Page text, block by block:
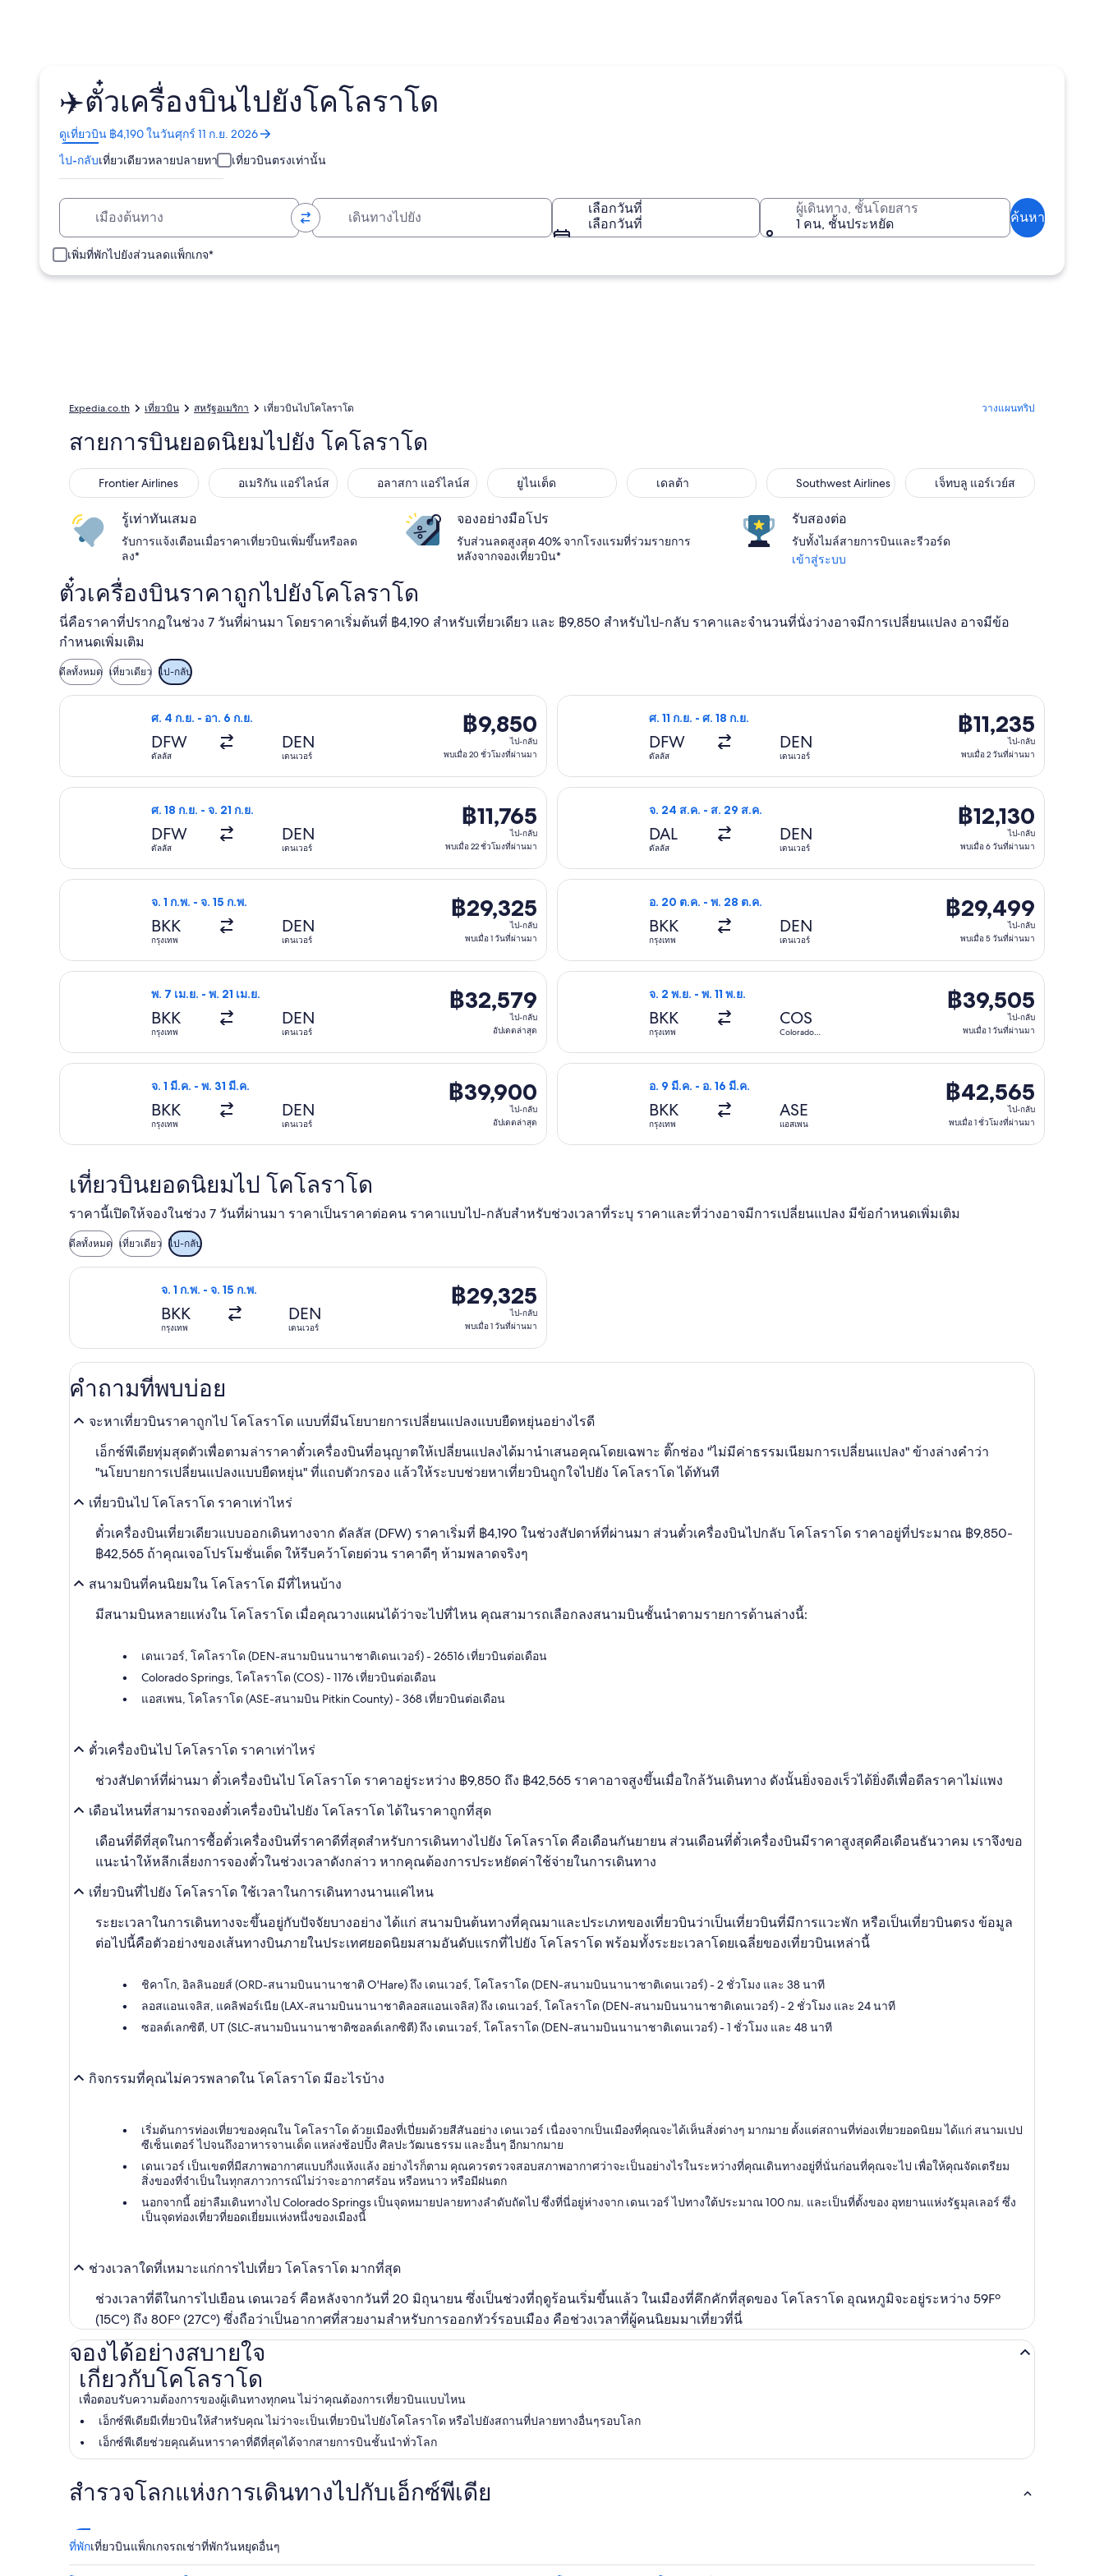
✈️ตั๋วเครื่องบินไปยังโคโลราโด
ดูเที่ยวบิน ฿4,190 ในวันศุกร์ 11 ก.ย. 2026
เปิด
ใน
หน้าต่าง
ใหม่
ไป-กลับเที่ยวเดียวหลายปลายทาง เที่ยวบินตรงเท่านั้น
เมืองต้นทาง เดินทางไปยัง
เลือกวันที่
เลือกวันที่
ผู้เดินทาง, ชั้นโดยสาร
1 คน, ชั้นประหยัด
ค้นหา
เพิ่มที่พักไปยังส่วนลดแพ็กเกจ*
Expedia.co.th เที่ยวบิน สหรัฐอเมริกา เที่ยวบินไปโคโลราโด วางแผนทริป
สายการบินยอดนิยมไปยัง โคโลราโด
Frontier Airlines อเมริกัน แอร์ไลน์ส อลาสกา แอร์ไลน์ส ยูไนเต็ด เดลต้า Southwest Airlines เจ็ทบลู แอร์เวย์ส
รู้เท่าทันเสมอ
รับการแจ้งเตือนเมื่อราคาเที่ยวบินเพิ่มขึ้นหรือลด
ลง*
จองอย่างมือโปร
รับส่วนลดสูงสุด 40% จากโรงแรมที่ร่วมรายการ
หลังจากจองเที่ยวบิน*
รับสองต่อ
รับทั้งไมล์สายการบินและรีวอร์ด
เข้าสู่ระบบ
ตั๋วเครื่องบินราคาถูกไปยังโคโลราโด
นี่คือราคาที่ปรากฏในช่วง 7 วันที่ผ่านมา โดยราคาเริ่มต้นที่ ฿4,190 สำหรับเที่ยวเดียว และ ฿9,850 สำหรับไป-กลับ ราคาและจำนวนที่นั่งว่างอาจมีการเปลี่ยนแปลง อาจมีข้อ
กำหนดเพิ่มเติม
ดีลทั้งหมด เที่ยวเดียว ไป-กลับ
ศ. 4 ก.ย. - อา. 6 ก.ย.
DFW
ดัลลัส
DEN
เดนเวอร์
฿9,850
ไป-
กลับ,
พบ
20
ชั่วโมง
ผ่าน
มา
฿9,850
ไป-กลับ
พบเมื่อ 20 ชั่วโมงที่ผ่านมา
เลือกเที่ยวบิน เดลต้า วัน ศ. 4 ก.ย. จาก ดัลลัส ไป เดนเวอร์ กลับวัน อา. 6 ก.ย. ราคา ฿9,850 พบเมื่อ 20 ชั่วโมงที่ผ่านมา
ศ. 11 ก.ย. - ศ. 18 ก.ย.
DFW
ดัลลัส
DEN
เดนเวอร์
฿11,235
ไป-
กลับ,
พบ
2
ผ่าน
มา
฿11,235
ไป-กลับ
พบเมื่อ 2 วันที่ผ่านมา
เลือกเที่ยวบิน ยูไนเต็ด วัน ศ. 11 ก.ย. จาก ดัลลัส ไป เดนเวอร์ กลับวัน ศ. 18 ก.ย. ราค
ศ. 18 ก.ย. - จ. 21 ก.ย.
DFW
ดัลลัส
DEN
เดนเวอร์
฿11,765
ไป-
กลับ,
พบ
22
ชั่วโมง
ผ่าน
มา
฿11,765
ไป-กลับ
พบเมื่อ 22 ชั่วโมงที่ผ่านมา
เลือกเที่ยวบิน อเมริกัน แอร์ไลน์ส วัน ศ. 18 ก.ย. จาก ดัลลัส ไป เดนเวอร์ กลับวัน จ. 21 ก.ย. ราคา ฿11,765 พบเมื่อ 22 ชั่วโมงที่ผ่านมา
จ. 24 ส.ค. - ส. 29 ส.ค.
DAL
ดัลลัส
DEN
เดนเวอร์
฿12,130
ไป-
กลับ,
พบ
6
ผ่าน
มา
฿12,130
ไป-กลับ
พบเมื่อ 6 วันที่ผ่านมา
เลือกเที่ยวบิน เดลต้า วัน จ. 24 ส.ค. จาก ดัลลัส ไป เดนเวอร์ กลับวัน ส. 29 ส.ค. ราค
จ. 1 ก.พ. - จ. 15 ก.พ.
BKK
กรุงเทพ
DEN
เดนเวอร์
฿29,325
ไป-
กลับ,
พบ
ผ่าน
มา
฿29,325
ไป-กลับ
พบเมื่อ 1 วันที่ผ่านมา
เลือกเที่ยวบิน แอร์แคนาดา วัน จ. 1 ก.พ. จาก กรุงเทพ ไป เดนเวอร์ กลับวัน จ. 15 ก.พ. ราคา ฿29,325 พบเมื่อ 1 วันที่ผ่านมา
อ. 20 ต.ค. - พ. 28 ต.ค.
BKK
กรุงเทพ
DEN
เดนเวอร์
฿29,499
ไป-
กลับ,
พบ
ผ่าน
มา
฿29,499
ไป-กลับ
พบเมื่อ 5 วันที่ผ่านมา
เลือกเที่ยวบิน โคเรียนแอร์ วัน อ. 20 ต.ค. จาก กรุงเทพ ไป เดนเวอร์ กลับวัน พ. 28
พ. 7 เม.ย. - พ. 21 เม.ย.
BKK
กรุงเทพ
DEN
เดนเวอร์
฿32,579
ไป-
อัปเดต
฿32,579
ไป-กลับ
อัปเดตล่าสุด
เลือกเที่ยวบิน สตาลักซ์ วัน พ. 7 เม.ย. จาก กรุงเทพ ไป เดนเวอร์ กลับวัน พ. 21 เม.ย. ราคา ฿32,579 อัปเดตล่าสุด
จ. 2 พ.ย. - พ. 11 พ.ย.
BKK
กรุงเทพ
COS
Colorado
฿39,505
ไป-
กลับ,
พบ
฿39,505
ไป-กลับ
พบเมื่อ 1 วันที่ผ่านมา
เลือกเที่ยวบิน คาเธ่ย์ แปซิฟิค วัน จ. 2 พ.ย. จาก กรุงเทพ ไป Colorado Springs กลั
จ. 1 มี.ค. - พ. 31 มี.ค.
BKK
กรุงเทพ
DEN
เดนเวอร์
฿39,900
ไป-
อัปเดต
฿39,900
ไป-กลับ
อัปเดตล่าสุด
เลือกเที่ยวบิน ลุฟท์ฮันซา วัน จ. 1 มี.ค. จาก กรุงเทพ ไป เดนเวอร์ กลับวัน พ. 31 มี.ค. ราคา ฿39,900 อัปเดตล่าสุด
อ. 9 มี.ค. - อ. 16 มี.ค.
BKK
กรุงเทพ
ASE
แอสเพน
฿42,565
ไป-
กลับ,
พบ
ชั่วโมง
฿42,565
ไป-กลับ
พบเมื่อ 1 ชั่วโมงที่ผ่านมา
เลือกเที่ยวบิน อีว่า แอร์เวย์ส วัน อ. 9 มี.ค. จาก กรุงเทพ ไป แอสเพน กลับวัน อ. 16
เที่ยวบินยอดนิยมไป โคโลราโด
ราคานี้เปิดให้จองในช่วง 7 วันที่ผ่านมา ราคาเป็นราคาต่อคน ราคาแบบไป-กลับสำหรับช่วงเวลาที่ระบุ ราคาและที่ว่างอาจมีการเปลี่ยนแปลง มีข้อกำหนดเพิ่มเติม
ดีลทั้งหมด เที่ยวเดียว ไป-กลับ
จ. 1 ก.พ. - จ. 15 ก.พ.
BKK
กรุงเทพ
DEN
เดนเวอร์
฿29,325
ไป-
กลับ,
พบ
ที่
ผ่าน
มา
฿29,325
ไป-กลับ
พบเมื่อ 1 วันที่ผ่านมา
เลือกเที่ยวบิน แอร์แคนาดา วัน จ. 1 ก.พ. จาก กรุงเทพ ไป เดนเวอร์ กลับวัน จ. 15 ก.พ. ราคา ฿29,325 พบเมื่อ 1 วันที่ผ่านมา
คำถามที่พบบ่อย
จะหาเที่ยวบินราคาถูกไป โคโลราโด แบบที่มีนโยบายการเปลี่ยนแปลงแบบยืดหยุ่นอย่างไรดี
เอ็กซ์พีเดียทุ่มสุดตัวเพื่อตามล่าราคาตั๋วเครื่องบินที่อนุญาตให้เปลี่ยนแปลงได้มานำเสนอคุณโดยเฉพาะ ติ๊กช่อง "ไม่มีค่าธรรมเนียมการเปลี่ยนแปลง" ข้างล่างคำว่า
"นโยบายการเปลี่ยนแปลงแบบยืดหยุ่น" ที่แถบตัวกรอง แล้วให้ระบบช่วยหาเที่ยวบินถูกใจไปยัง โคโลราโด ได้ทันที
เที่ยวบินไป โคโลราโด ราคาเท่าไหร่
ตั๋วเครื่องบินเที่ยวเดียวแบบออกเดินทางจาก ดัลลัส (DFW) ราคาเริ่มที่ ฿4,190 ในช่วงสัปดาห์ที่ผ่านมา ส่วนตั๋วเครื่องบินไปกลับ โคโลราโด ราคาอยู่ที่ประมาณ ฿9,850-
฿42,565 ถ้าคุณเจอโปรโมชั่นเด็ด ให้รีบคว้าโดยด่วน ราคาดีๆ ห้ามพลาดจริงๆ
สนามบินที่คนนิยมใน โคโลราโด มีที่ไหนบ้าง
มีสนามบินหลายแห่งใน โคโลราโด เมื่อคุณวางแผนได้ว่าจะไปที่ไหน คุณสามารถเลือกลงสนามบินชั้นนำตามรายการด้านล่างนี้:
เดนเวอร์, โคโลราโด (DEN-สนามบินนานาชาติเดนเวอร์) - 26516 เที่ยวบินต่อเดือน
Colorado Springs, โคโลราโด (COS) - 1176 เที่ยวบินต่อเดือน
แอสเพน, โคโลราโด (ASE-สนามบิน Pitkin County) - 368 เที่ยวบินต่อเดือน
ตั๋วเครื่องบินไป โคโลราโด ราคาเท่าไหร่
ช่วงสัปดาห์ที่ผ่านมา ตั๋วเครื่องบินไป โคโลราโด ราคาอยู่ระหว่าง ฿9,850 ถึง ฿42,565 ราคาอาจสูงขึ้นเมื่อใกล้วันเดินทาง ดังนั้นยิ่งจองเร็วได้ยิ่งดีเพื่อดีลราคาไม่แพง
เดือนไหนที่สามารถจองตั๋วเครื่องบินไปยัง โคโลราโด ได้ในราคาถูกที่สุด
เดือนที่ดีที่สุดในการซื้อตั๋วเครื่องบินที่ราคาดีที่สุดสำหรับการเดินทางไปยัง โคโลราโด คือเดือนกันยายน ส่วนเดือนที่ตั๋วเครื่องบินมีราคาสูงสุดคือเดือนธันวาคม เราจึงขอ
แนะนำให้หลีกเลี่ยงการจองตั๋วในช่วงเวลาดังกล่าว หากคุณต้องการประหยัดค่าใช้จ่ายในการเดินทาง
เที่ยวบินที่ไปยัง โคโลราโด ใช้เวลาในการเดินทางนานแค่ไหน
ระยะเวลาในการเดินทางจะขึ้นอยู่กับปัจจัยบางอย่าง ได้แก่ สนามบินต้นทางที่คุณมาและประเภทของเที่ยวบินว่าเป็นเที่ยวบินที่มีการแวะพัก หรือเป็นเที่ยวบินตรง ข้อมูล
ต่อไปนี้คือตัวอย่างของเส้นทางบินภายในประเทศยอดนิยมสามอันดับแรกที่ไปยัง โคโลราโด พร้อมทั้งระยะเวลาโดยเฉลี่ยของเที่ยวบินเหล่านี้
ชิคาโก, อิลลินอยส์ (ORD-สนามบินนานาชาติ O'Hare) ถึง เดนเวอร์, โคโลราโด (DEN-สนามบินนานาชาติเดนเวอร์) - 2 ชั่วโมง และ 38 นาที
ลอสแอนเจลิส, แคลิฟอร์เนีย (LAX-สนามบินนานาชาติลอสแอนเจลิส) ถึง เดนเวอร์, โคโลราโด (DEN-สนามบินนานาชาติเดนเวอร์) - 2 ชั่วโมง และ 24 นาที
ซอลต์เลกซิตี, UT (SLC-สนามบินนานาชาติซอลต์เลกซิตี) ถึง เดนเวอร์, โคโลราโด (DEN-สนามบินนานาชาติเดนเวอร์) - 1 ชั่วโมง และ 48 นาที
กิจกรรมที่คุณไม่ควรพลาดใน โคโลราโด มีอะไรบ้าง
เริ่มต้นการท่องเที่ยวของคุณใน โคโลราโด ด้วยเมืองที่เปี่ยมด้วยสีสันอย่าง เดนเวอร์ เนื่องจากเป็นเมืองที่คุณจะได้เห็นสิ่งต่างๆ มากมาย ตั้งแต่สถานที่ท่องเที่ยวยอดนิยม ได้แก่ สนามเปป
ซีเซ็นเตอร์ ไปจนถึงอาหารจานเด็ด แหล่งช้อปปิ้ง ศิลปะวัฒนธรรม และอื่นๆ อีกมากมาย
เดนเวอร์ เป็นเขตที่มีสภาพอากาศแบบกึ่งแห้งแล้ง อย่างไรก็ตาม คุณควรตรวจสอบสภาพอากาศว่าจะเป็นอย่างไรในระหว่างที่คุณเดินทางอยู่ที่นั่นก่อนที่คุณจะไป เพื่อให้คุณจัดเตรียม
สิ่งของที่จำเป็นในทุกสภาวการณ์ไม่ว่าจะอากาศร้อน หรือหนาว หรือมีฝนตก
นอกจากนี้ อย่าลืมเดินทางไป Colorado Springs เป็นจุดหมายปลายทางลำดับถัดไป ซึ่งที่นี่อยู่ห่างจาก เดนเวอร์ ไปทางใต้ประมาณ 100 กม. และเป็นที่ตั้งของ อุทยานแห่งรัฐมุลเลอร์ ซึ่ง
เป็นจุดท่องเที่ยวที่ยอดเยี่ยมแห่งหนึ่งของเมืองนี้
ช่วงเวลาใดที่เหมาะแก่การไปเที่ยว โคโลราโด มากที่สุด
ช่วงเวลาที่ดีในการไปเยือน เดนเวอร์ คือหลังจากวันที่ 20 มิถุนายน ซึ่งเป็นช่วงที่ฤดูร้อนเริ่มขึ้นแล้ว ในเมืองที่คึกคักที่สุดของ โคโลราโด อุณหภูมิจะอยู่ระหว่าง 59Fº
(15Cº) ถึง 80Fº (27Cº) ซึ่งถือว่าเป็นอากาศที่สวยงามสำหรับการออกทัวร์รอบเมือง คือช่วงเวลาที่ผู้คนนิยมมาเที่ยวที่นี่
จองได้อย่างสบายใจ
เกี่ยวกับโคโลราโด
เพื่อตอบรับความต้องการของผู้เดินทางทุกคน ไม่ว่าคุณต้องการเที่ยวบินแบบไหน
เอ็กซ์พีเดียมีเที่ยวบินให้สำหรับคุณ ไม่ว่าจะเป็นเที่ยวบินไปยังโคโลราโด หรือไปยังสถานที่ปลายทางอื่นๆรอบโลก
เอ็กซ์พีเดียช่วยคุณค้นหาราคาที่ดีที่สุดได้จากสายการบินชั้นนำทั่วโลก
เกี่ยวกับโคโลราโด
สำรวจโลกแห่งการเดินทางไปกับเอ็กซ์พีเดีย
ที่พักเที่ยวบินแพ็กเกจรถเช่าที่พักวันหยุดอื่นๆ